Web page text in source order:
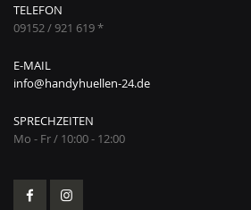
TELEFON
09152 / 921 619 *
E-MAIL
info@handyhuellen-24.de
SPRECHZEITEN
Mo - Fr / 10:00 - 12:00